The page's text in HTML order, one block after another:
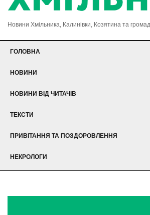
Новини Хмільника, Калинівки, Козятина та
ГОЛОВНА
НОВИНИ
НОВИНИ ВІД ЧИТАЧІВ
ТЕКСТИ
ПРИВІТАННЯ ТА ПОЗДОРОВЛЕННЯ
НЕКРОЛОГИ